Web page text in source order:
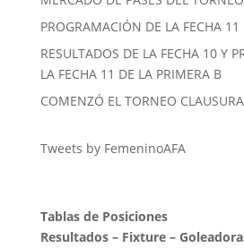
PROGRAMACIÓN DE LA FECHA 11
RESULTADOS DE LA FECHA 10 Y
LA FECHA 11 DE LA PRIMERA B
COMENZÓ EL TORNEO
Tweets by FemeninoAFA
Tablas de Posiciones
Resultados– Fixture–